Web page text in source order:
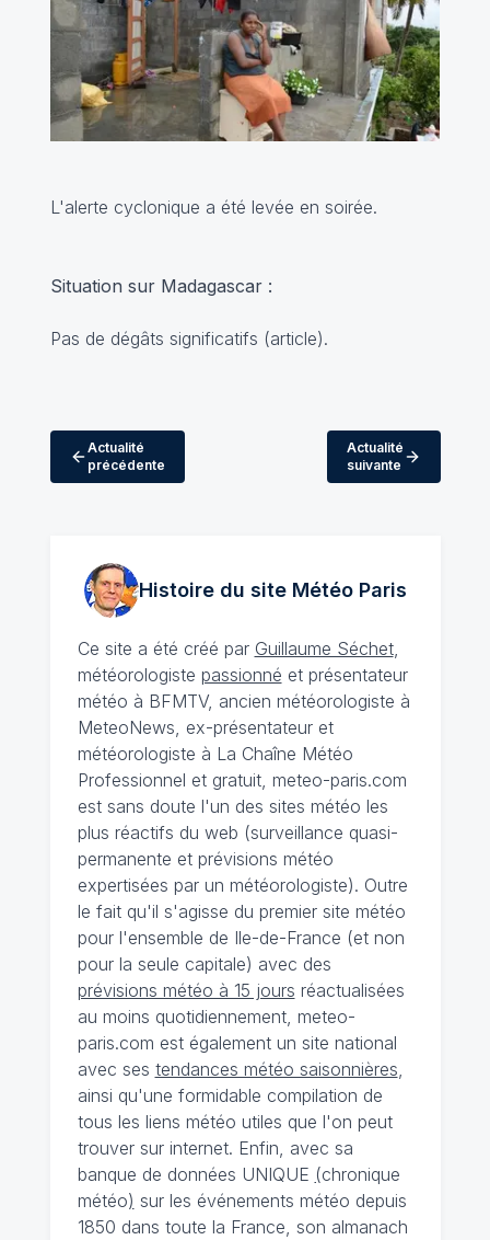
L'alerte cyclonique a été levée en soirée.
Situation sur Madagascar :
Pas de dégâts significatifs (article).
Actualité
précédente
Actualité
suivante
Histoire du site MétéoParis
Ce site a été créé par Guillaume Séchet,
météorologiste passionné et présentateur
météo à BFMTV, ancien météorologiste à
MeteoNews, ex-présentateur et
météorologiste à La Chaîne Météo
Professionnel et gratuit, meteo-paris.com
est sans doute l'un des sites météo les
plus réactifs du web (surveillance quasi-
permanente et prévisions météo
expertisées par un météorologiste). Outre
le fait qu'il s'agisse du premier site météo
pour l'ensemble de Ile-de-France (et non
pour la seule capitale) avec des
prévisions météo à 15 jours réactualisées
au moins quotidiennement, meteo-
paris.com est également un site national
avec ses tendances météo saisonnières
ainsi qu'une formidable compilation de
tous les liens météo utiles que l'on peut
trouver sur internet. Enfin, avec sa
banque de données UNIQUE (chronique
météo) sur les événements météo depuis
1850 dans toute la France, son almanach